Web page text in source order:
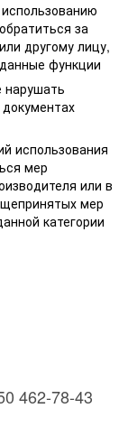
за
другому лицу,
функции
нарушать
использования
мер
или в
мер
категории
462-78-43